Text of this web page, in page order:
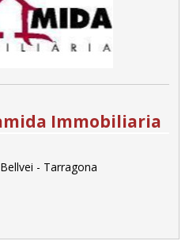
Immobiliaria
- Tarragona